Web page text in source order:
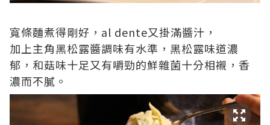
寬條麵煮得剛好，al dente又掛滿醬汁，
加上主角黑松露醬調味有水準，黑松露味道濃
郁，和菇味十足又有嚼勁的鮮雜菌十分相襯，香
濃而不膩。